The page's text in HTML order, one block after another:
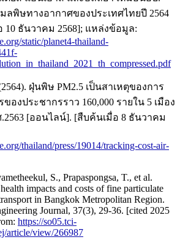
ลพิษทางอากาศของประเทศไทยปี 2564
ธันวาคม 2568]; แหล่งข้อมูล:
static/planet4-thailand-
(2564). ฝุ่นพิษ PM2.5 เป็นสาเหตุของการ
องประชากรราว 160,000 รายใน 5 เมือง
[ออนไลน์]. [สืบค้นเมื่อ 8 ธันวาคม
thailand/press/19014/tracking-cost-air-
S., Prapaspongsa, T., et al.
impacts and costs of fine particulate
in Bangkok Metropolitan Region.
Journal, 37(3), 29-36. [cited 2025
https://so05.tci-
article/view/266987